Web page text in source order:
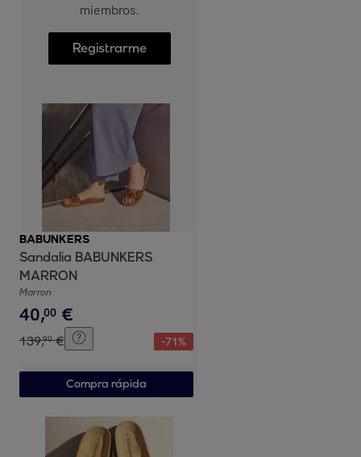
miembros.
Registrarme
BABUNKERS
Sandalia BABUNKERS
MARRON
Marron
40,00 €
139,90 € -71%
Compra rápida